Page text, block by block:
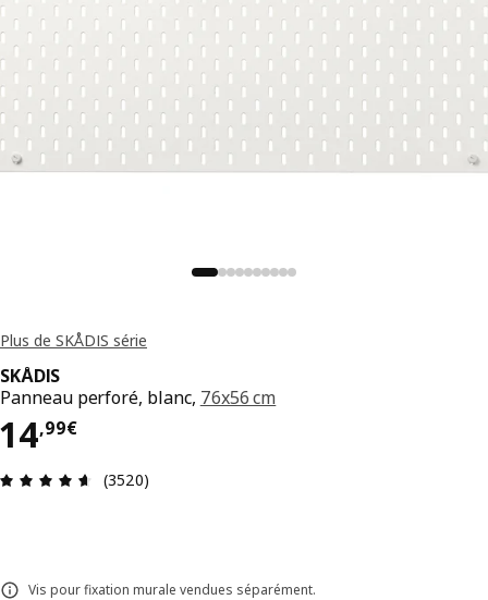
Plus de SKÅDIS série
SKÅDIS
Panneau perforé, blanc, 76x56 cm
14,99€
14,99€
Évaluation: 4.6 sur 5 étoiles. Nombre total
(3520)
Vis pour fixation murale vendues séparément.